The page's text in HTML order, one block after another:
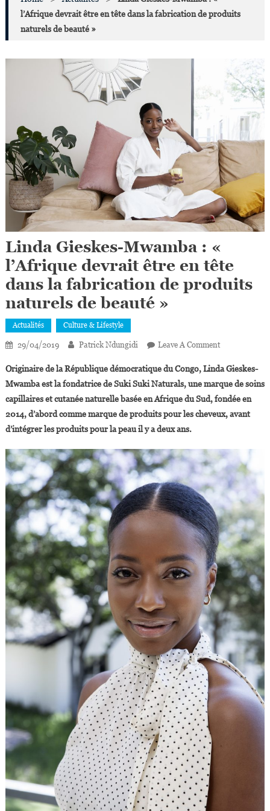
l’Afrique devrait être en tête dans la fabrication de produits
naturels de beauté »
Linda Gieskes-Mwamba : «
l’Afrique devrait être en tête
dans la fabrication de produits
naturels de beauté »
Actualités Culture & Lifestyle
29/04/2019 Patrick Ndungidi Leave A CommentOn
Gieskes-
Mwamba :
«
L’Afrique
En
Tête
Dans
La
Fabrication
Produits
Naturels
De
Beauté
»
Originaire de la République démocratique du Congo, Linda Gieskes-
Mwamba est la fondatrice de Suki Suki Naturals, une marque de soins
capillaires et cutanée naturelle basée en Afrique du Sud, fondée en
2014, d’abord comme marque de produits pour les cheveux, avant
d’intégrer les produits pour la peau il y a deux ans.